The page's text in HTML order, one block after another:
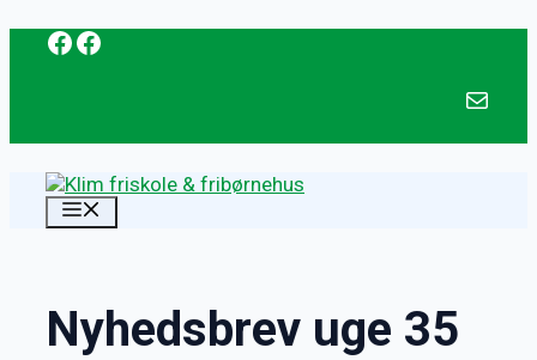
Facebook
Facebook
Nyhedsbrev uge 35